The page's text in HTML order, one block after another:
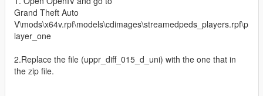
Grand Theft Auto
V\mods\x64v.rpf\models\cdimages\streamedpeds_players.rpf\p
layer_one
2.Replace the file (uppr_diff_015_d_uni) with the one that in
the zip file.